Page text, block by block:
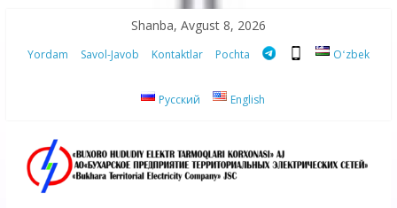
content
Shanba, Avgust 8, 2026
Yordam Savol-Javob Kontaktlar Pochta Oʻzbek
Русский English